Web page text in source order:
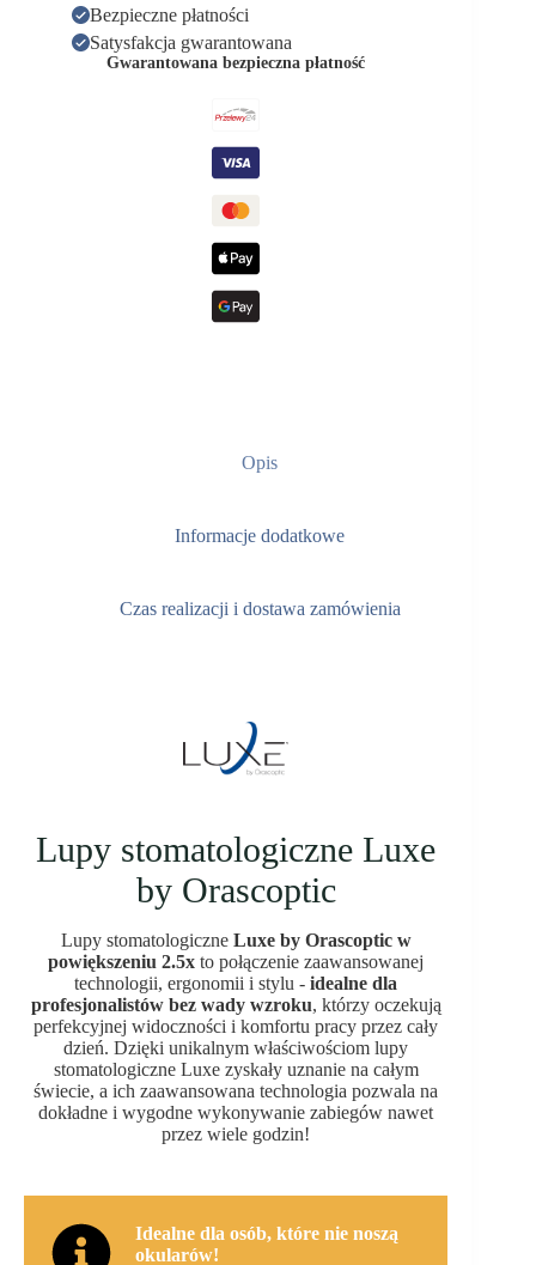
Tempo
Bezpieczne płatności
Satysfakcja gwarantowana
Gwarantowana bezpieczna płatność
Opis
Informacje dodatkowe
Czas realizacji i dostawa zamówienia
Lupy stomatologiczne Luxe
by Orascoptic
Lupy stomatologiczne Luxe by Orascoptic w
powiększeniu 2.5x to połączenie zaawansowanej
technologii, ergonomii i stylu -idealne dla
profesjonalistów bez wady wzroku, którzy oczekują
perfekcyjnej widoczności i komfortu pracy przez cały
dzień. Dzięki unikalnym właściwościom lupy
stomatologiczne Luxe zyskały uznanie na całym
świecie, a ich zaawansowana technologia pozwala na
dokładne i wygodne wykonywanie zabiegów nawet
przez wiele godzin!
Idealne dla osób, które nie noszą
okularów!